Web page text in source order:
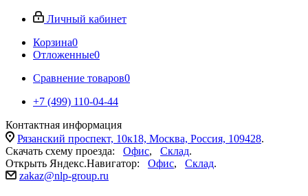
Личный кабинет
Корзина0
Отложенные0
Сравнение товаров0
+7 (499) 110-04-44
Контактная информация
Рязанский проспект, 10к18, Москва, Россия, 109428.
Скачать схему проезда: Офис, Склад.
Открыть Яндекс.Навигатор: Офис, Склад.
zakaz@nlp-group.ru